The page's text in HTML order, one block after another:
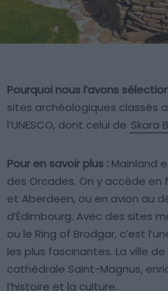
Pourquoi nous l’avons
sites archéologiques classés
l’UNESCO, dont celui de Skara
Pour en savoir plus : Mainland
des Orcades. On y accède en
et Aberdeen, ou en avion au
d’Édimbourg. Avec des sites
ou le Ring of Brodgar, c’est
les plus fascinantes. La ville
cathédrale Saint-Magnus,
l’histoire et la culture.